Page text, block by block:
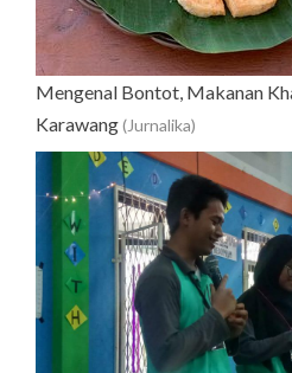
Mengenal Bontot, Makanan
Karawang(Jurnalika)